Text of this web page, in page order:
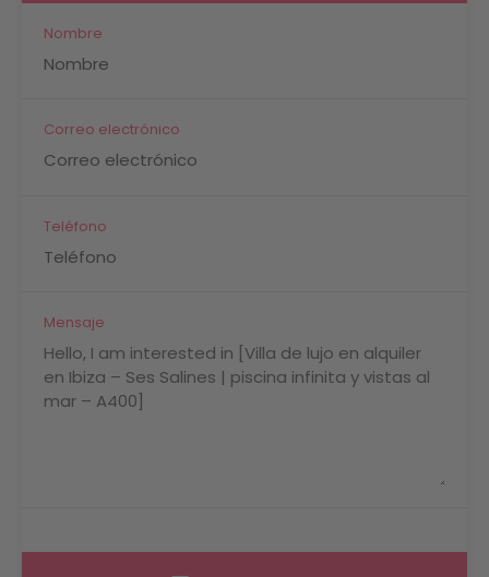
Nombre
Correo electrónico
Teléfono
Mensaje